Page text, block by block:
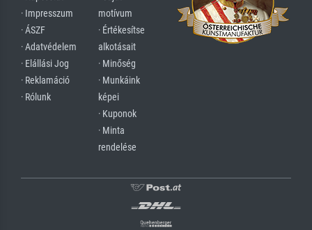
· Impresszum
· ÁSZF
· Adatvédelem
· Elállási Jog
· Reklamáció
· Rólunk
motívum
· Értékesítse
alkotásait
· Minőség
· Munkáink
képei
· Kuponok
· Minta
rendelése